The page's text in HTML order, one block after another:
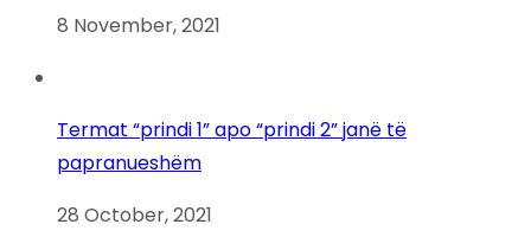
8 November, 2021
Termat “prindi 1” apo “prindi 2” janë të
papranueshëm
28 October, 2021